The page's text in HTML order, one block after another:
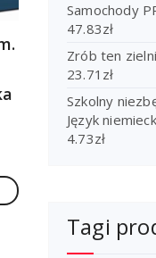
Samochody
47.83zł
Zrób ten
23.71 zł
Szkolny
Język
4.73zł
Tagi